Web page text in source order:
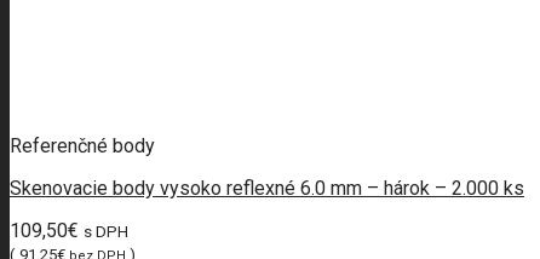
Referenčné body
Skenovacie body vysoko reflexné 6.0 mm – hárok – 2.000 ks
109,50€ s DPH
( 91,25€ )